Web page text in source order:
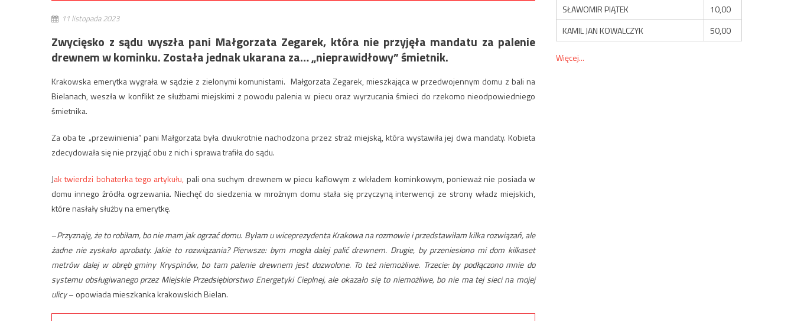
11 listopada 2023
Zwycięsko z sądu wyszła pani Małgorzata Zegarek, która nie przyjęła mandatu za palenie
drewnem w kominku. Została jednak ukarana za… „nieprawidłowy” śmietnik.
Krakowska emerytka wygrała w sądzie z zielonymi komunistami. Małgorzata Zegarek, mieszkająca w przedwojennym domu z bali na
Bielanach, weszła w konflikt ze służbami miejskimi z powodu palenia w piecu oraz wyrzucania śmieci do rzekomo nieodpowiedniego
śmietnika.
Za oba te „przewinienia” pani Małgorzata była dwukrotnie nachodzona przez straż miejską, która wystawiła jej dwa mandaty. Kobieta
zdecydowała się nie przyjąć obu z nich i sprawa trafiła do sądu.
Jak twierdzi bohaterka tego artykułu, pali ona suchym drewnem w piecu kaflowym z wkładem kominkowym, ponieważ nie posiada w
domu innego źródła ogrzewania. Niechęć do siedzenia w mroźnym domu stała się przyczyną interwencji ze strony władz miejskich,
które nasłały służby na emerytkę.
–Przyznaję, że to robiłam, bo nie mam jak ogrzać domu. Byłam u wiceprezydenta Krakowa na rozmowie i przedstawiłam kilka rozwiązań, ale
żadne nie zyskało aprobaty. Jakie to rozwiązania? Pierwsze: bym mogła dalej palić drewnem. Drugie, by przeniesiono mi dom kilkaset
metrów dalej w obręb gminy Kryspinów, bo tam palenie drewnem jest dozwolone. To też niemożliwe. Trzecie: by podłączono mnie do
systemu obsługiwanego przez Miejskie Przedsiębiorstwo Energetyki Cieplnej, ale okazało się to niemożliwe, bo nie ma tej sieci na mojej
ulicy– opowiada mieszkanka krakowskich Bielan.
SŁAWOMIR PIĄTEK
10,00
KAMIL JAN KOWALCZYK
50,00
Więcej...